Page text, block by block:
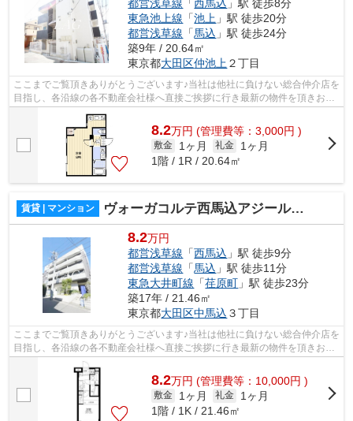
都営浅草線 「 西馬込 」駅 徒歩8分
東急池上線 「池上 」駅 徒歩20分
都営浅草線 「馬込 」駅 徒歩24分
築9年 / 20.64㎡
東京都大田区仲池上２丁目
ここまでご覧頂きありがとうございます♪当社は他社に負けない総合仲介店を
目指し、各沿線の各不動産会社様へ直接ご挨拶に行き最新の物件を頂きお客
様へ提供しております！最新の情報は...
8.2万円 (管理費等：3,000円 )
敷金 1ヶ月 礼金
1ヶ月
1階 / 1R / 20.64㎡
賃貸 | マンション ヴォーガコルテ西馬込アジールコート
8.2万円
都営浅草線 「西馬込 」駅 徒歩9分
都営浅草線 「馬込 」駅 徒歩11分
東急大井町線 「荏原町 」駅 徒歩23分
築17年 / 21.46㎡
東京都大田区中馬込 ３丁目
ここまでご覧頂きありがとうございます♪当社は他社に負けない総合仲介店を
目指し、各沿線の各不動産会社様へ直接ご挨拶に行き最新の物件を頂きお客
様へ提供しております！最新の情報は...
8.2万円 (管理費等：10,000円 )
敷金 1ヶ月 礼金
1ヶ月
1階 / 1K / 21.46㎡